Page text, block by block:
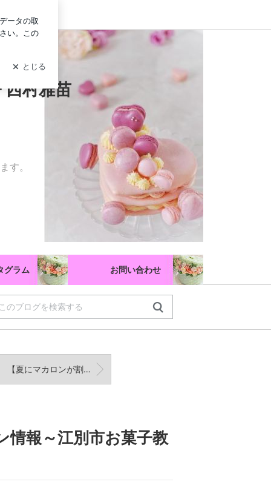
ピファニー 西村雅苗
村雅苗
す。
【夏にマカロンが割れる原因】ひび割れ・空洞を防ぐ3つの対策
報～江別市お菓子教
グラム お問い合わせ